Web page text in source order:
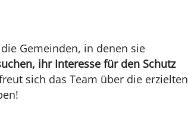
Gemeinden, in denen sie
ihr Interesse für den Schutz
sich das Team über die erzielten